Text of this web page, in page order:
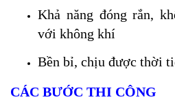
Khả năng đóng rắn,
với không khí
Bền bỉ, chịu được thời
CÁC BƯỚC THI CÔNG